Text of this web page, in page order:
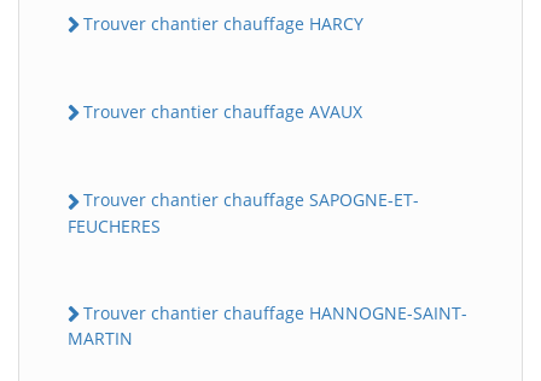
Trouver chantier chauffage HARCY
Trouver chantier chauffage AVAUX
Trouver chantier chauffage SAPOGNE-ET-
FEUCHERES
Trouver chantier chauffage HANNOGNE-SAINT-
MARTIN